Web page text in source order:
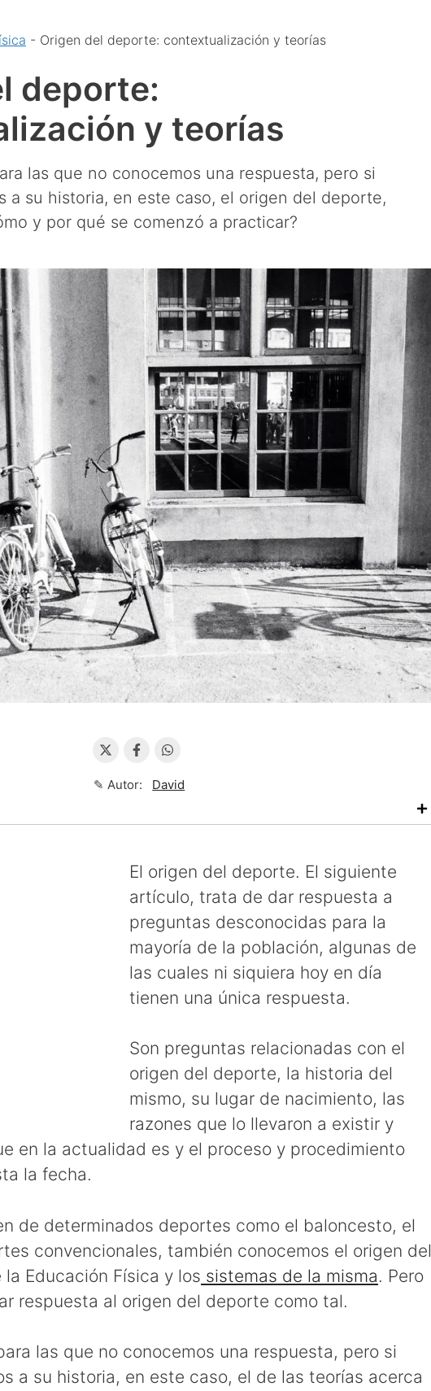
- Origen del deporte: contextualización y teorías
deporte:
y teorías
las que no conocemos una respuesta, pero si
a su historia, en este caso, el origen del deporte,
y por qué se comenzó a practicar?
✎ Autor: David
El origen del deporte. El siguiente
artículo, trata de dar respuesta a
preguntas desconocidas para la
mayoría de la población, algunas de
las cuales ni siquiera hoy en día
tienen una única respuesta.
Son preguntas relacionadas con el
origen del deporte, la historia del
mismo, su lugar de nacimiento, las
razones que lo llevaron a existir y
en la actualidad es y el proceso y procedimiento
la fecha.
de determinados deportes como el baloncesto, el
convencionales, también conocemos el origen del
Educación Física y los sistemas de la misma. Pero
respuesta al origen del deporte como tal.
las que no conocemos una respuesta, pero si
a su historia, en este caso, el de las teorías acerca